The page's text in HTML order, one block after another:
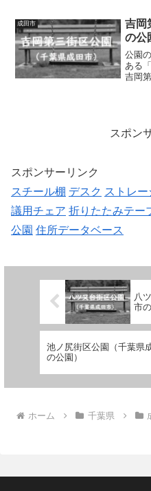
設・
の有
成田市
吉岡
の公
公園
ある
吉岡
スポン
スポンサーリンク
スチール棚 デスク ストレー
議用チェア 折りたたみテー
公園 住所データベース
八
市
池ノ尻街区公園（千葉県
の公園）
ホーム 千葉県